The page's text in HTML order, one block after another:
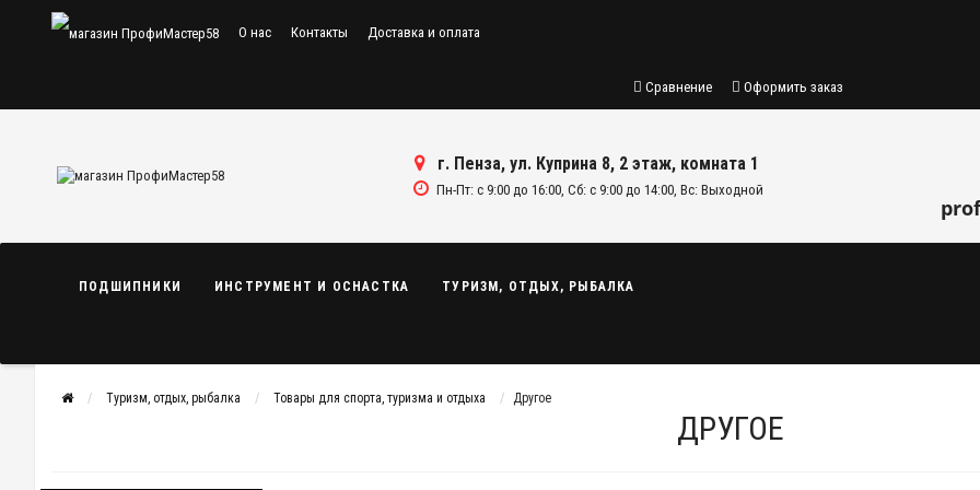
О нас Контакты Доставка и оплата
Сравнение Оформить заказ
г. Пенза, ул. Куприна 8, 2 этаж, комната 1
Пн-Пт: с 9:00 до 16:00, Сб: с 9:00 до 14:00, Вс: Выходной
ПОДШИПНИКИ ИНСТРУМЕНТ И ОСНАСТКА ТУРИЗМ, ОТДЫХ, РЫБАЛКА
Туризм, отдых, рыбалка Товары для спорта, туризма и отдыха Другое
ДРУГОЕ